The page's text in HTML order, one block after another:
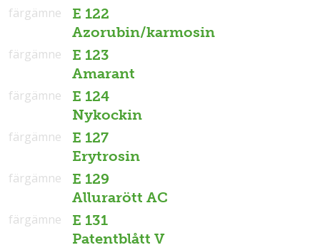
E 122
Azorubin/karmosin
färgämne
E 123
Amarant
färgämne
E 124
Nykockin
färgämne
E 127
Erytrosin
färgämne
E 129
Allurarött AC
färgämne
E 131
Patentblått V
färgämne